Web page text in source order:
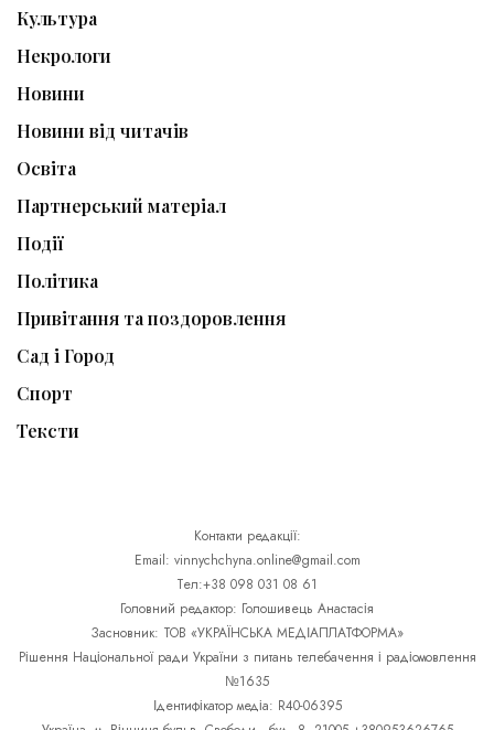
Культура
Некрологи
Новини
Новини від читачів
Освіта
Партнерський матеріал
Події
Політика
Привітання та поздоровлення
Сад і Город
Спорт
Тексти
Контакти редакції:
Email: vinnychchyna.online@gmail.com
Тел:+38 098 031 08 61
Головний редактор: Голошивець Анастасія
Засновник: ТОВ «УКРАЇНСЬКА МЕДІАПЛАТФОРМА»
Рішення Національної ради України з питань телебачення і радіомовлення
№1635
Ідентифікатор медіа: R40-06395